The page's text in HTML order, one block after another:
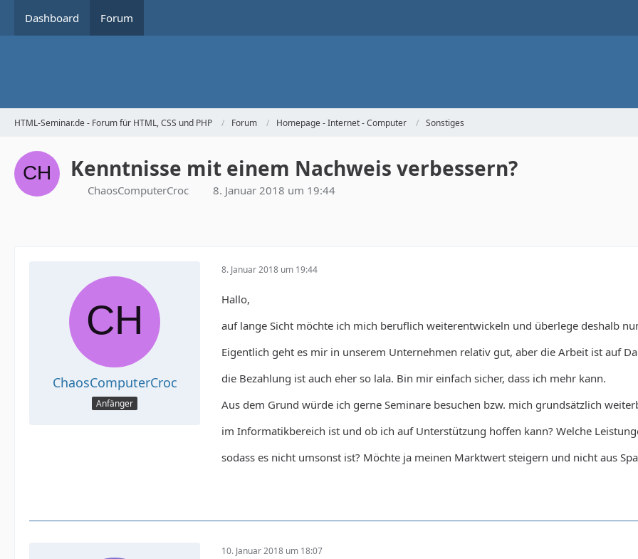
Dashboard Forum
HTML-Seminar.de - Forum für HTML, CSS und PHP Forum Homepage - Internet - Computer Sonstiges
Kenntnisse mit einem Nachweis verbessern?
ChaosComputerCroc 8. Januar 2018 um 19:44
ChaosComputerCroc
Anfänger
8. Januar 2018 um 19:44
Hallo,
auf lange Sicht möchte ich mich beruflich weiterentwickeln und überlege deshalb
Eigentlich geht es mir in unserem Unternehmen relativ gut, aber die Arbeit ist auf
die Bezahlung ist auch eher so lala. Bin mir einfach sicher, dass ich mehr kann.
Aus dem Grund würde ich gerne Seminare besuchen bzw. mich grundsätzlich
im Informatikbereich ist und ob ich auf Unterstützung hoffen kann? Welche
sodass es nicht umsonst ist? Möchte ja meinen Marktwert steigern und nicht aus
10. Januar 2018 um 18:07